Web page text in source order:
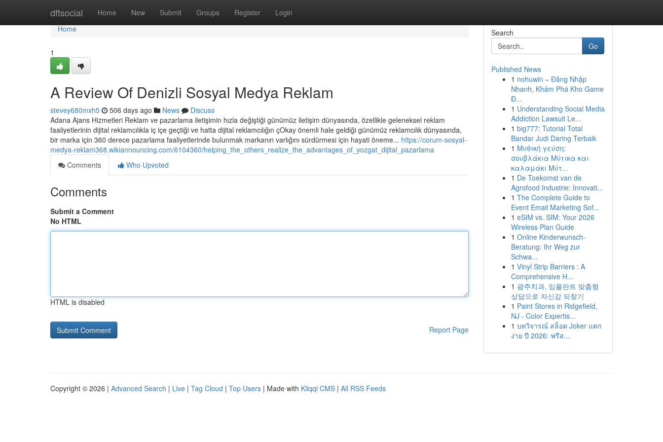
dftsocial Home New Submit Groups Register Login
Home
Home
1
A Review Of Denizli Sosyal Medya Reklam
stevey680mxh5 506 days ago News
Discuss
Adana Ajans Hizmetleri Reklam ve pazarlama iletişimin hızla değiştiği günümüz iletişim dünyasında, özellikle geleneksel reklam
faaliyetlerinin dijital reklamcılıkla iç içe geçtiği ve hatta dijital reklamcılığın çOkay önemli hale geldiği günümüz reklamcılık dünyasında,
bir marka için 360 derece pazarlama faaliyetlerinde bulunmak markanın varlığını sürdürmesi için hayati öneme... https://corum-sosyal-
medya-reklam368.wikiannouncing.com/6104360/helping_the_others_realize_the_advantages_of_yozgat_dijital_pazarlama
Comments
Who Upvoted
Comments
Submit a Comment
No HTML
HTML is disabled
Report Page
Search
Go
Published News
1 nohuwin – Đăng Nhập
Nhanh, Khám Phá Kho Game
Đ...
1 Understanding Social Media
Addiction Lawsuit Le...
1 big777: Tutorial Total
Bandar Judi Daring Terbaik
1 Μυθική γεύση:
σουβλάκια Μύτικα και
καλαμάκι Μύτ...
1 De Toekomst van de
Agrofood Industrie: Innovati...
1 The Complete Guide to
Event Email Marketing Sof...
1 eSIM vs. SIM: Your 2026
Wireless Plan Guide
1 Online Kinderwunsch-
Beratung: Ihr Weg zur
Schwa...
1 Vinyl Strip Barriers : A
Comprehensive H...
1 광주치과, 임플란트 맞춤형
상담으로 자신감 되찾기
1 Paint Stores in Ridgefield,
NJ - Color Expertis...
1 บทวิจารณ์ สล็อต Joker แตก
ง่าย ปี 2026: ฟรีส...
Copyright © 2026 | Advanced Search | Live | Tag Cloud | Top Users | Made with Kliqqi CMS | All RSS Feeds